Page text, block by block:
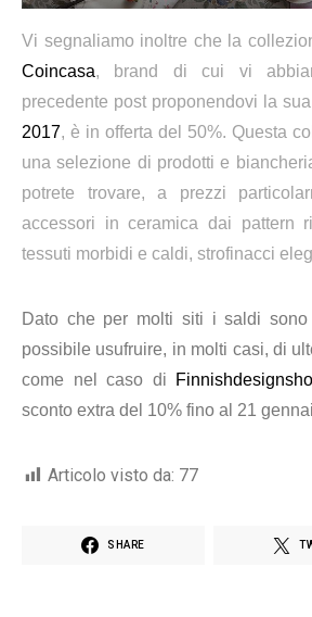
Vi segnaliamo inoltre che la
Coincasa, brand di cui vi
precedente post proponendovi la sua
2017, è in offerta del 50%. Questa
una selezione di prodotti e
potrete trovare, a prezzi
accessori in ceramica dai pattern
tessuti morbidi e caldi, strofinacci
Dato che per molti siti i saldi
possibile usufruire, in molti casi, di
come nel caso di
sconto extra del 10% fino al 21
Articolo visto da: 77
SHARE